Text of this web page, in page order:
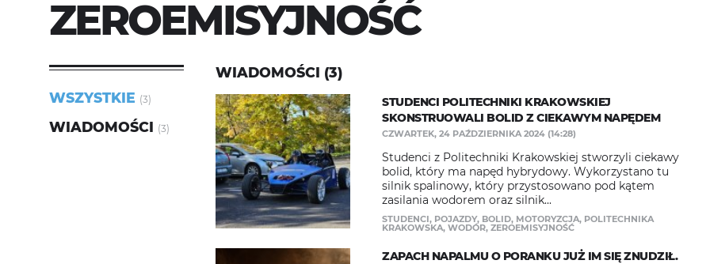
ZEROEMISYJNOŚĆ
WSZYSTKIE (3)
WIADOMOŚCI (3)
WIADOMOŚCI (3)
STUDENCI POLITECHNIKI KRAKOWSKIEJ
SKONSTRUOWALI BOLID Z CIEKAWYM NAPĘDEM
CZWARTEK, 24 PAŹDZIERNIKA 2024 (14:28)
Studenci z Politechniki Krakowskiej stworzyli ciekawy
bolid, który ma napęd hybrydowy. Wykorzystano tu
silnik spalinowy, który przystosowano pod kątem
zasilania wodorem oraz silnik...
STUDENCI, POJAZDY, BOLID, MOTORYZCJA, POLITECHNIKA
KRAKOWSKA, WODÓR, ZEROEMISYJNOŚĆ
ZAPACH NAPALMU O PORANKU JUŻ IM SIĘ ZNUDZIŁ.